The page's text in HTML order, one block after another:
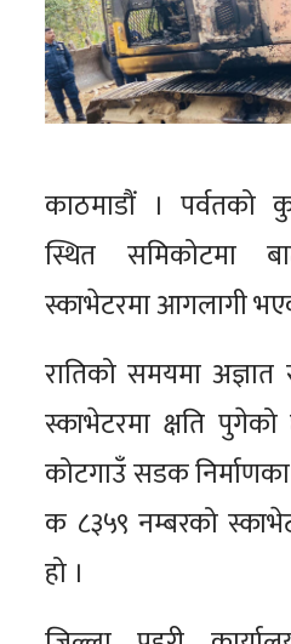
काठमाडौं । पर्वतको
स्थित समिकोटमा
स्काभेटरमा आगलागी
रातिको समयमा
स्काभेटरमा क्षति
कोटगाउँ सडक
क ८३५९ नम्बरको
हो ।